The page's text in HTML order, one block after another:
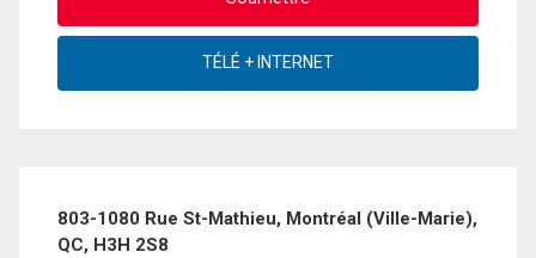
803-1080 Rue St-Mathieu, Montréal (Ville-Marie),
QC, H3H 2S8